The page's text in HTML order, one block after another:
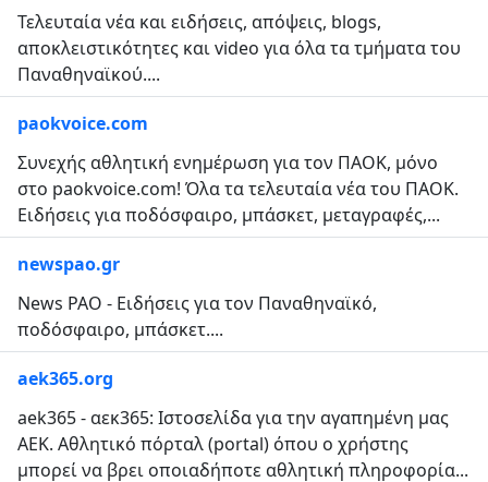
Τελευταία νέα και ειδήσεις, απόψεις, blogs,
αποκλειστικότητες και video για όλα τα τμήματα του
Παναθηναϊκού....
paokvoice.com
Συνεχής αθλητική ενημέρωση για τον ΠΑΟΚ, μόνο
στο paokvoice.com! Όλα τα τελευταία νέα του ΠΑΟΚ.
Ειδήσεις για ποδόσφαιρο, μπάσκετ, μεταγραφές,...
newspao.gr
News PAO - Ειδήσεις για τον Παναθηναϊκό,
ποδόσφαιρο, μπάσκετ....
aek365.org
aek365 - αεκ365: Ιστοσελίδα για την αγαπημένη μας
ΑΕΚ. Αθλητικό πόρταλ (portal) όπου ο χρήστης
μπορεί να βρει οποιαδήποτε αθλητική πληροφορία...